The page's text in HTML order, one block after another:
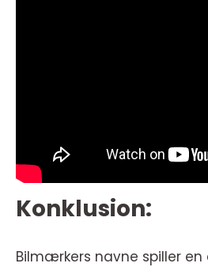
Konklusion:
Bilmærkers navne spiller